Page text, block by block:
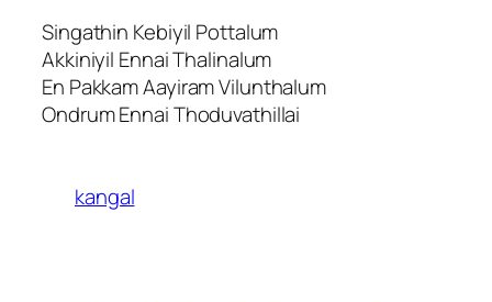
Singathin Kebiyil Pottalum
Akkiniyil Ennai Thalinalum
En Pakkam Aayiram Vilunthalum
Ondrum Ennai Thoduvathillai
kangal